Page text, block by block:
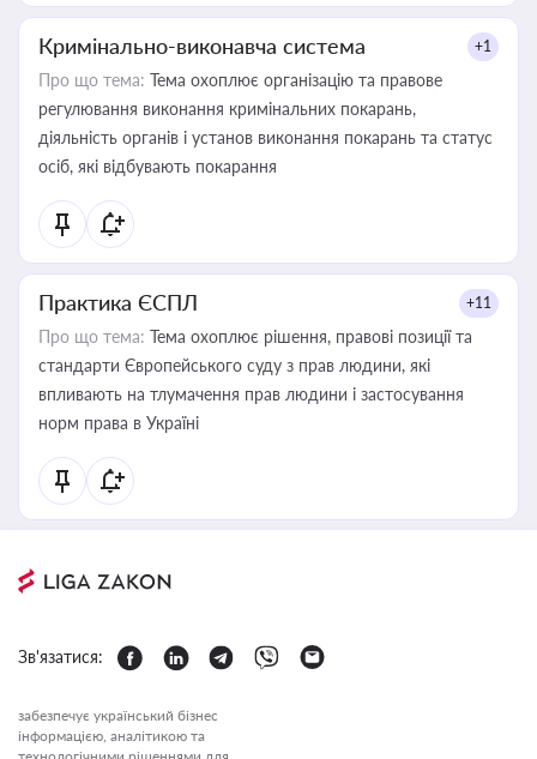
Кримінально-виконавча система +1
Про що тема: Тема охоплює організацію та правове
регулювання виконання кримінальних покарань,
діяльність органів і установ виконання покарань та статус
осіб, які відбувають покарання
Практика ЄСПЛ +11
Про що тема: Тема охоплює рішення, правові позиції та
стандарти Європейського суду з прав людини, які
впливають на тлумачення прав людини і застосування
норм права в Україні
Зв'язатися:
забезпечує український бізнес
інформацією, аналітикою та